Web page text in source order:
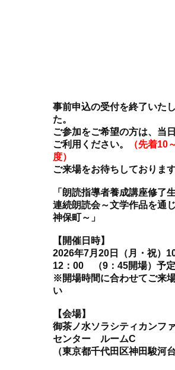
事前申込の受付を終了いた
た。
ご参加をご希望の方は、当
ご利用ください。
（先着10
度）
ご来場をお待ちしております
「朗読指導者養成講座修了
連続朗読会～文学作品を通
神保町～」
【開催日時】
2026年7月20日（月・祝）
12：00 （9：45開場）予定
※開場時間に合わせてご来
い
【会場】
御茶ノ水ソラシティカンフ
センター ルームC
（東京都千代田区神田駿河台